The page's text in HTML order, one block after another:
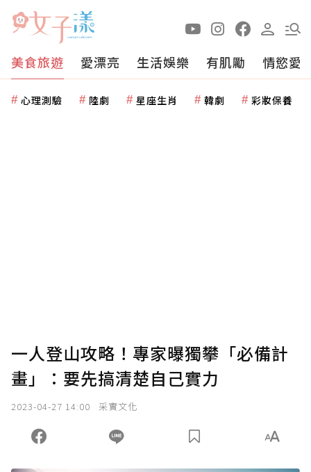
美食旅遊 愛漂亮 生活娛樂 有肌勵 情慾愛
心理測驗 陸劇 星座生肖 韓劇 彩妝保養
一人登山攻略！專家曝獨攀「必備計
畫」：要先搞清楚自己實力
2023-04-27 14:00 采實文化